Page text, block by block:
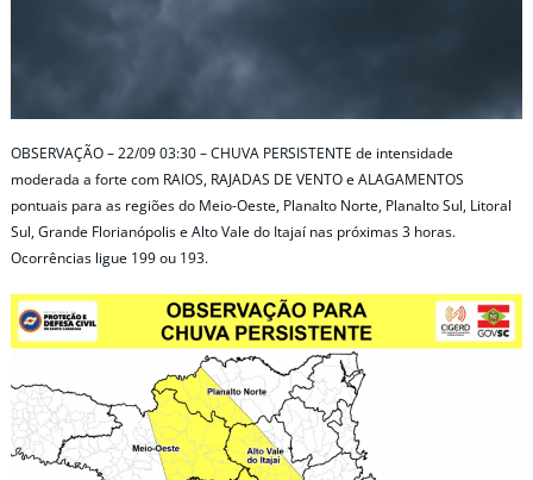
OBSERVAÇÃO – 22/09 03:30 – CHUVA PERSISTENTE de intensidade
moderada a forte com RAIOS, RAJADAS DE VENTO e ALAGAMENTOS
pontuais para as regiões do Meio-Oeste, Planalto Norte, Planalto Sul, Litoral
Sul, Grande Florianópolis e Alto Vale do Itajaí nas próximas 3 horas.
Ocorrências ligue 199 ou 193.